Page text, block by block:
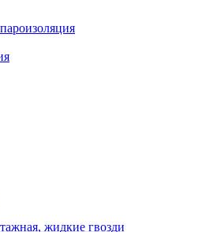
жидкие гвозди